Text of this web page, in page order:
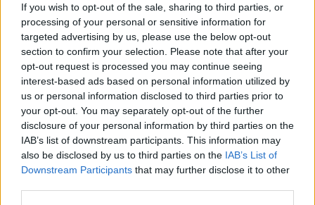
If you wish to opt-out of the sale, sharing to third parties, or
processing of your personal or sensitive information for
targeted advertising by us, please use the below opt-out
section to confirm your selection. Please note that after your
opt-out request is processed you may continue seeing
interest-based ads based on personal information utilized by
us or personal information disclosed to third parties prior to
your opt-out. You may separately opt-out of the further
disclosure of your personal information by third parties on the
IAB’s list of downstream participants. This information may
also be disclosed by us to third parties on the IAB’s List of
Downstream Participants that may further disclose it to other
Magitta7070und lissy_kind gefällt dies.
lissy_kind
Lebende Forenlegende
Licht aus Huhu_Gitti
8 Juli 2026
Tammoo undMagitta7070 gefällt dies.